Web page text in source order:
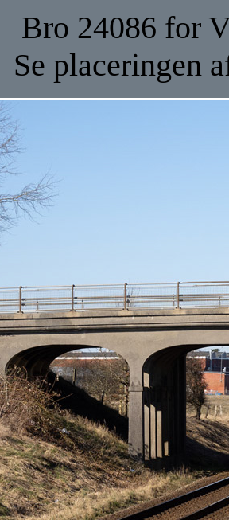
Bro 24086 for
Se placeringen